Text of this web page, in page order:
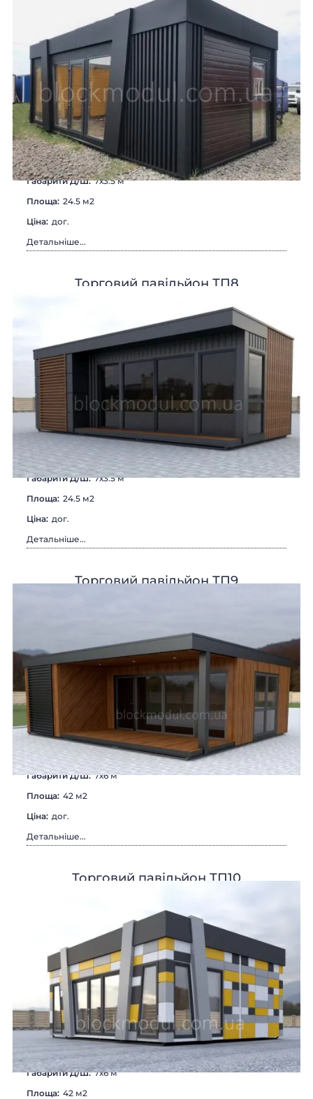
Габарити Д/Ш: 7х3.5 м
Площа: 24.5 м2
Цiна: дог.
Детальніше...
Торговий павільйон ТП8
Габарити Д/Ш: 7х3.5 м
Площа: 24.5 м2
Цiна: дог.
Детальніше...
Торговий павільйон ТП9
Габарити Д/Ш: 7х6 м
Площа: 42 м2
Цiна: дог.
Детальніше...
Торговий павільйон ТП10
Габарити Д/Ш: 7х6 м
Площа: 42 м2